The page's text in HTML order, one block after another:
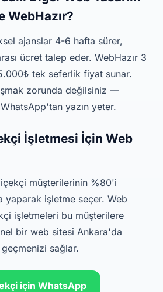
WebHazır?
ajanslar 4-6 hafta sürer,
ücret talep eder. WebHazır 3
tek seferlik fiyat sunar.
zorunda değilsiniz —
yazın yeter.
İşletmesi İçin Web
müşterilerinin %80'i
yaparak işletme seçer. Web
işletmeleri bu müşterilere
bir web sitesi Ankara'da
sağlar.
için WhatsApp